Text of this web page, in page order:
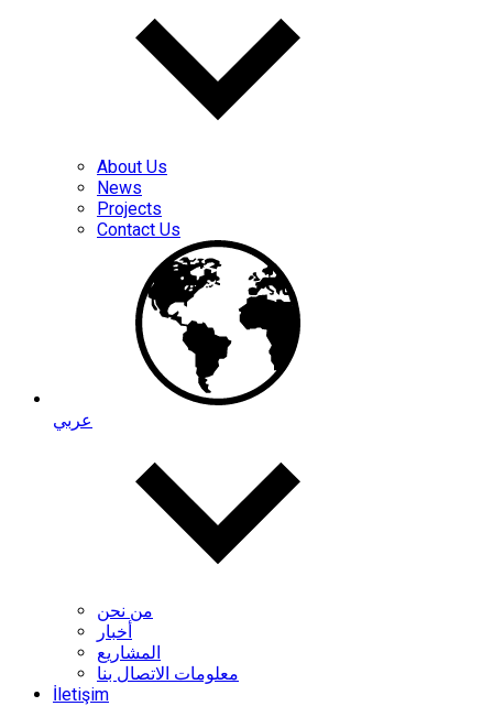
About Us
News
Projects
Contact Us
عربي
من نحن
أخبار
المشاريع
معلومات الاتصال بنا
İletişim